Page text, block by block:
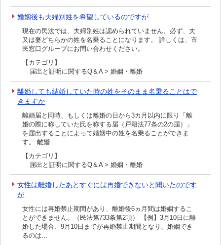
婚姻後も夫婦別姓を希望しているのですが
現在の民法では、夫婦別姓は認められていません。必ず、夫
又は妻どちらかの姓を名乗ることになります。 詳しくは、市
民窓口グループにお問い合わせください。
【カテゴリ】
届出と証明に関するQ＆A > 婚姻・離婚
離婚しても結婚していた時の姓をそのまま名乗ることはで
きますか
離婚届と同時、もしくは離婚の日から3カ月以内に限り「離
婚の際に称していた氏を称する届（戸籍法77条の2の届）」
を届出することによって婚姻中の姓を名乗ることができま
す。 離婚…
【カテゴリ】
届出と証明に関するQ＆A > 婚姻・離婚
女性は離婚したあとすぐには再婚できないと聞いたのです
が
女性には再婚禁止期間があり、離婚後6ヵ月間は婚姻するこ
とができません。（民法第733条第2項） 【例】3月10日に離
婚した場合、9月10日までが再婚禁止期間となり、婚姻でき
るのは…